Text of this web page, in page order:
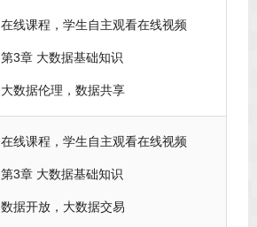
在线课程，学生自主观看在线视频
第3章 大数据基础知识
大数据伦理，数据共享
在线课程，学生自主观看在线视频
第3章 大数据基础知识
数据开放，大数据交易